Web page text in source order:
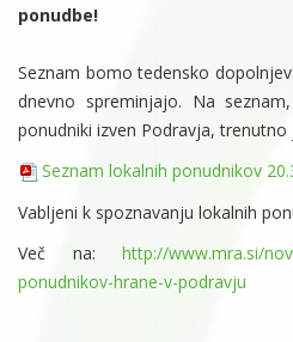
ponudbe!
Seznam bomo tedensko
dnevno spreminjajo. Na
ponudniki izven Podravja, trenutno
Seznam lokalnih ponudnikov
Vabljeni k spoznavanju lokalnih
Več na: http://www.mra.si/
ponudnikov-hrane-v-podravju